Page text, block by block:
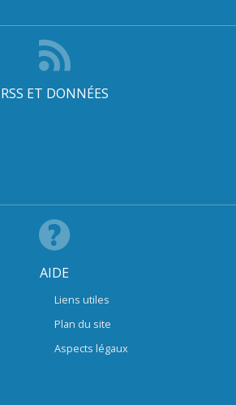
RSS ET DONNÉES
AIDE
Liens utiles
Plan du site
Aspects légaux